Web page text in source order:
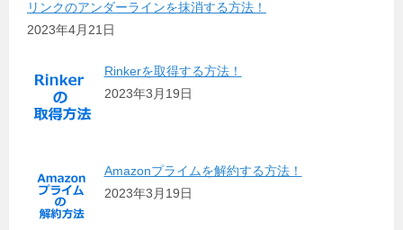
リンクのアンダーラインを抹消する方法！
2023年4月21日
Rinkerを取得する方法！
2023年3月19日
Amazonプライムを解約する方法！
2023年3月19日